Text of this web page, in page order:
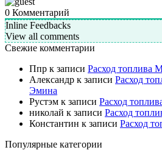
0 Комментарий
Inline Feedbacks
View all comments
Свежие комментарии
Ппр к записи Расход топлива
Александр к записи Расход
Эмина
Рустэм к записи Расход
николай к записи Расход
Константин к записи Расход
Популярные категории